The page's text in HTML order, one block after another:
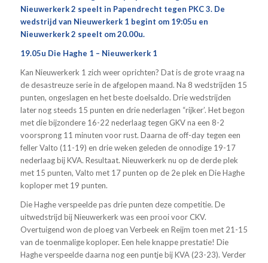
Nieuwerkerk 2 speelt in Papendrecht tegen PKC 3. De
wedstrijd van Nieuwerkerk 1 begint om 19:05u en
Nieuwerkerk 2 speelt om 20.00u.
19.05u Die Haghe 1 – Nieuwerkerk 1
Kan Nieuwerkerk 1 zich weer oprichten? Dat is de grote vraag na
de desastreuze serie in de afgelopen maand. Na 8 wedstrijden 15
punten, ongeslagen en het beste doelsaldo. Drie wedstrijden
later nog steeds 15 punten en drie nederlagen “rijker’. Het begon
met die bijzondere 16-22 nederlaag tegen GKV na een 8-2
voorsprong 11 minuten voor rust. Daarna de off-day tegen een
feller Valto (11-19) en drie weken geleden de onnodige 19-17
nederlaag bij KVA. Resultaat. Nieuwerkerk nu op de derde plek
met 15 punten, Valto met 17 punten op de 2e plek en Die Haghe
koploper met 19 punten.
Die Haghe verspeelde pas drie punten deze competitie. De
uitwedstrijd bij Nieuwerkerk was een prooi voor CKV.
Overtuigend won de ploeg van Verbeek en Reijm toen met 21-15
van de toenmalige koploper. Een hele knappe prestatie! Die
Haghe verspeelde daarna nog een puntje bij KVA (23-23). Verder